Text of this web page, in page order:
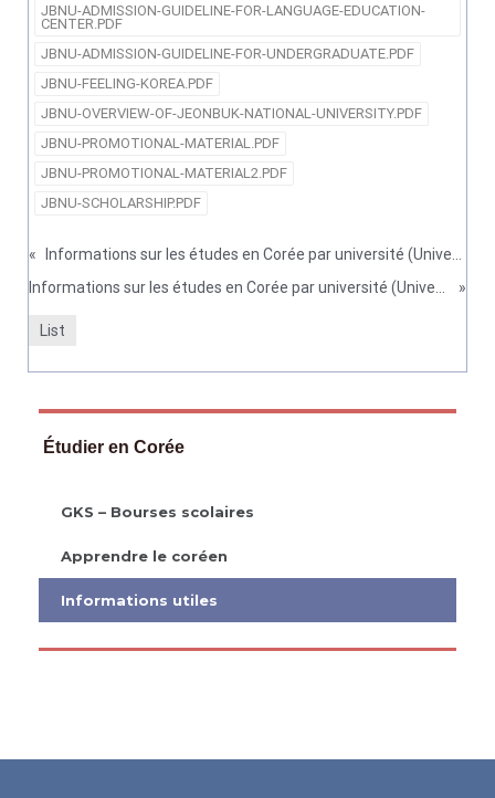
JBNU-ADMISSION-GUIDELINE-FOR-LANGUAGE-EDUCATION-
CENTER.PDF
JBNU-ADMISSION-GUIDELINE-FOR-UNDERGRADUATE.PDF
JBNU-FEELING-KOREA.PDF
JBNU-OVERVIEW-OF-JEONBUK-NATIONAL-UNIVERSITY.PDF
JBNU-PROMOTIONAL-MATERIAL.PDF
JBNU-PROMOTIONAL-MATERIAL2.PDF
JBNU-SCHOLARSHIP.PDF
«
»
List
Étudier en Corée
GKS – Bourses scolaires
Apprendre le coréen
Informations utiles